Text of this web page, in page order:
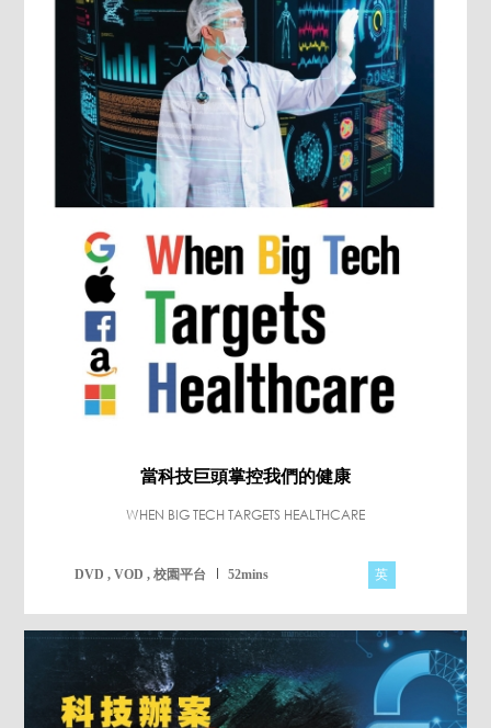
當科技巨頭掌控我們的健康
WHEN BIG TECH TARGETS HEALTHCARE
DVD , VOD , 校園平台 52mins 英